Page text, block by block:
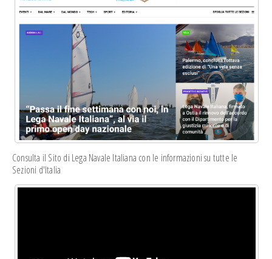
Consulta il Sito di Lega Navale Italiana con le informazioni su tutte le
Sezioni d'Italia